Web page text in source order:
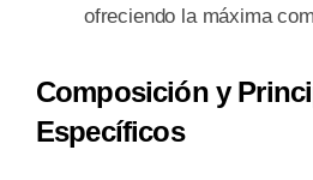
ofreciendo la máxima
Composición y
Específicos